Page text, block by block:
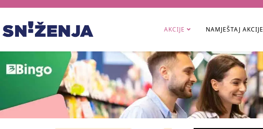
AKCIJE NAMJEŠTAJ AKCIJE